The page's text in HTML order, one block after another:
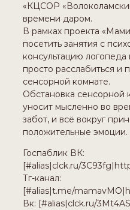
«КЦСОР
времени даром.
В рамках проекта
посетить занятия с
консультацию логопеда
просто расслабиться и
сенсорной комнате.
Обстановка сенсорной
уносит мысленно во
забот, и всё вокруг
положительные эмоции.
Госпаблик ВК:
[#alias|clck.ru/
Тг-канал:
[#alias|t.me/
Вк: [#alias|clck.ru/